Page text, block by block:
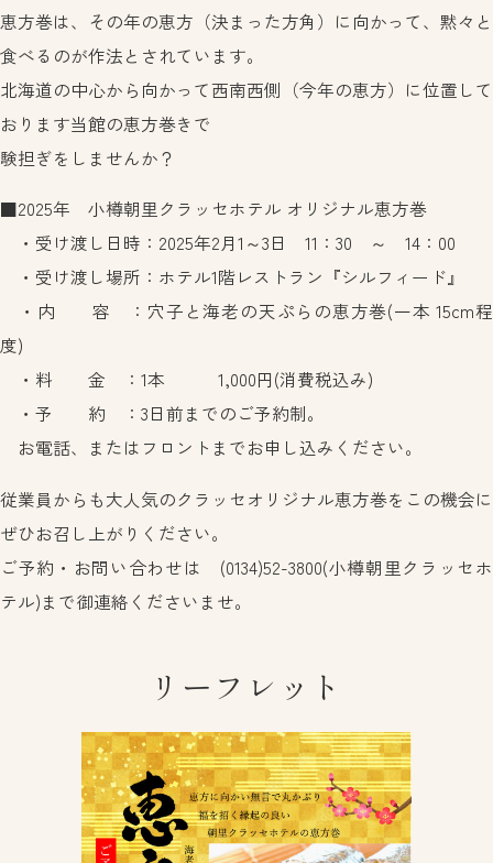
アクセス
プライバシーポリシー
English
한국어
お問い合わせ
0134-52-3800
恵方巻は、その年の恵方（決まった方角）に向かって、黙々と
食べるのが作法とされています。
北海道の中心から向かって西南西側（今年の恵方）に位置して
おります当館の恵方巻きで
験担ぎをしませんか？
■2025年 小樽朝里クラッセホテル オリジナル恵方巻
・受け渡し日時：2025年2月1～3日 11：30 ～ 14：00
・受け渡し場所：ホテル1階レストラン『シルフィード』
・内 容 ：穴子と海老の天ぷらの恵方巻(一本 15cm程
度)
・料 金 ：1本 1,000円(消費税込み)
・予 約 ：3日前までのご予約制。
お電話、またはフロントまでお申し込みください。
従業員からも大人気のクラッセオリジナル恵方巻をこの機会に
ぜひお召し上がりください。
ご予約・お問い合わせは (0134)52-3800(小樽朝里クラッセホ
テル)まで御連絡くださいませ。
リーフレット